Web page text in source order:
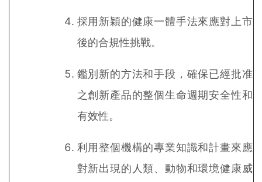
採用新穎的健康一體手法來應對上市
後的合規性挑戰。
鑑別新的方法和手段，確保已經批准
之創新產品的整個生命週期安全性和
有效性。
利用整個機構的專業知識和計畫來應
對新出現的人類、動物和環境健康威